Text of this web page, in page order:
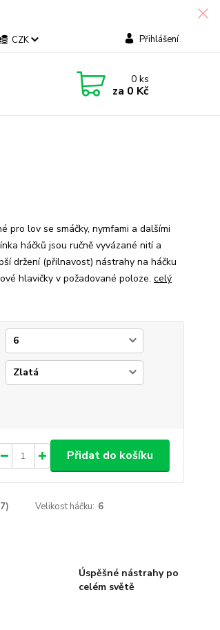
CZK Přihlášení
0ks
za 0 Kč
pro lov se smáčky, nymfami a dalšími
háčků jsou ručně vyvázané nití a
držení (přilnavost) nástrahy na háčku
hlavičky v požadované poloze. celý
Přidat do košíku
Velikost háčku: 6
Úspěšné nástrahy po
celém světě